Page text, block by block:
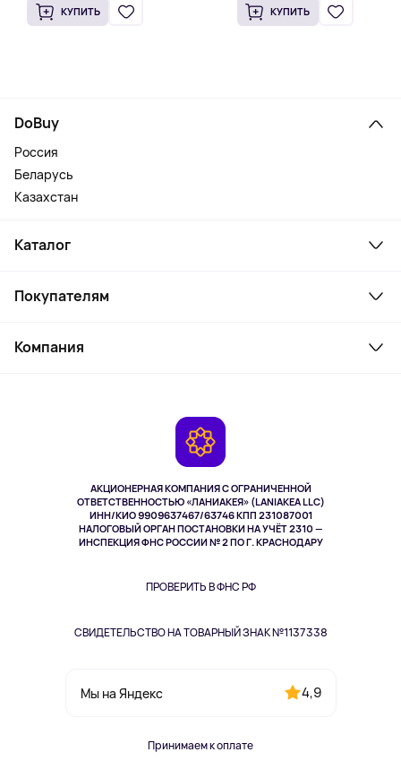
КУПИТЬ КУПИТЬ
АКЦИОНЕРНАЯ КОМПАНИЯ С ОГРАНИЧЕННОЙ
ОТВЕТСТВЕННОСТЬЮ «ЛАНИАКЕЯ» (LANIAKEA LLC)
ИНН/КИО 9909637467/63746 КПП 231087001
НАЛОГОВЫЙ ОРГАН ПОСТАНОВКИ НА УЧЁТ 2310 —
ИНСПЕКЦИЯ ФНС РОССИИ № 2 ПО Г. КРАСНОДАРУ
ПРОВЕРИТЬ В ФНС РФ
СВИДЕТЕЛЬСТВО НА ТОВАРНЫЙ ЗНАК №1137338
Мы на Яндекс 4,9
Принимаем к оплате
DoBuy
Россия
Беларусь
Казахстан
Каталог
Ноутбуки, мониторы, VR
Косметика и уход
Здоровье питомцев
Одежда и аксессуары
Покупателям
Как заказать
Компания